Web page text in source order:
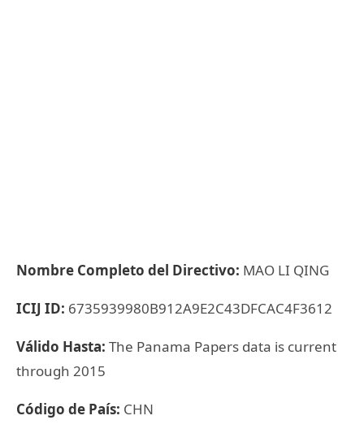
Nombre Completo del Directivo: MAO LI QING
ICIJ ID: 6735939980B912A9E2C43DFCAC4F3612
Válido Hasta: The Panama Papers data is current
through 2015
Código de País: CHN